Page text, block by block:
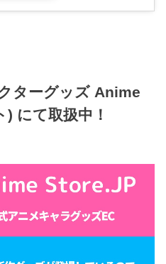
ターグッズ Anime
にて取扱中！